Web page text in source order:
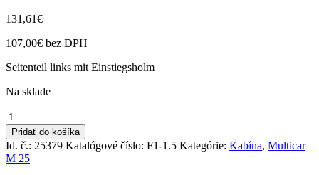
131,61€
107,00€ bez DPH
Seitenteil links mit Einstiegsholm
Na sklade
množstvo
Prah
kabíny
pravý
Pridať do košíka
Id. č.: 25379 Katalógové číslo: F1-1.5 Kategórie: Kabína, Multicar
M 25